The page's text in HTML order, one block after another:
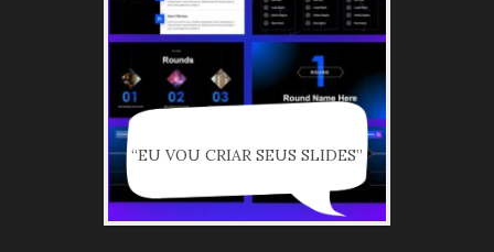
“EU VOU CRIAR SEUS SLIDES”